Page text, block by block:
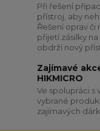
Při řešení
přístroj, aby
Řešení oprav
přijetí zásilky
obdrží nový
Zajímavé
HIKMICRO
Ve spolupráci s
vybrané
zajímavých